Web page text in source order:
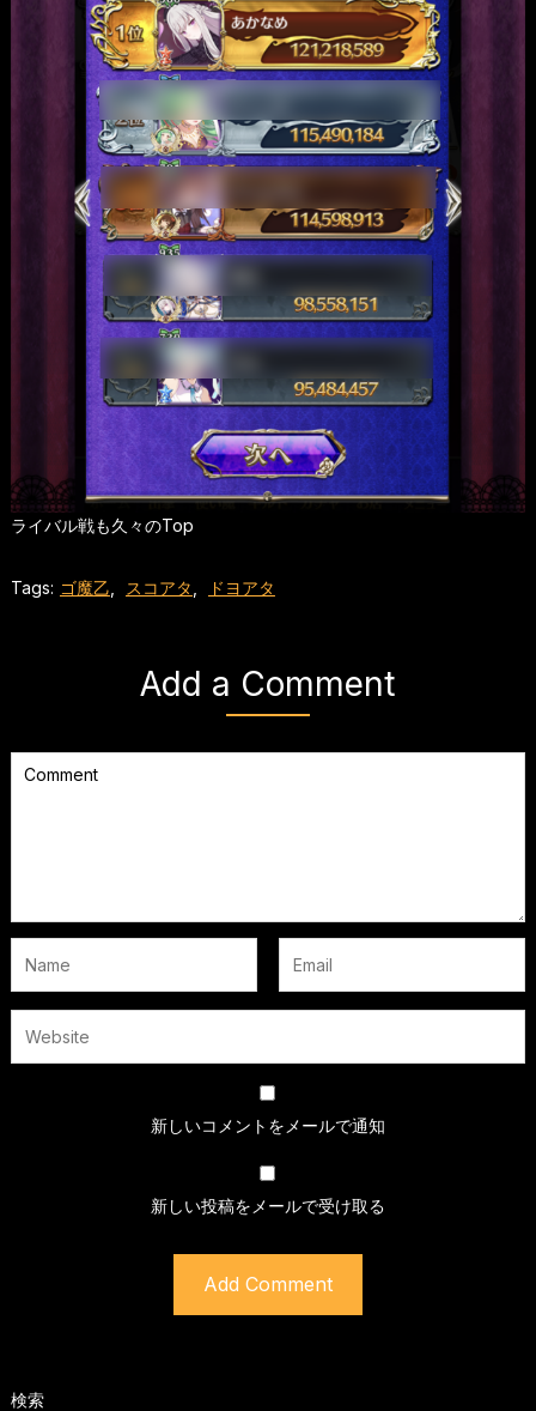
ライバル戦も久々のTop
Tags: ゴ魔乙 スコアタ ドヨアタ
Add a Comment
新しいコメントをメールで通知
新しい投稿をメールで受け取る
検索